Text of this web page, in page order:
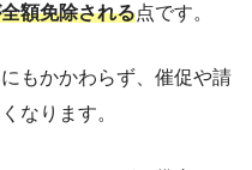
額免除される点です。
もかかわらず、催促や請
なります。